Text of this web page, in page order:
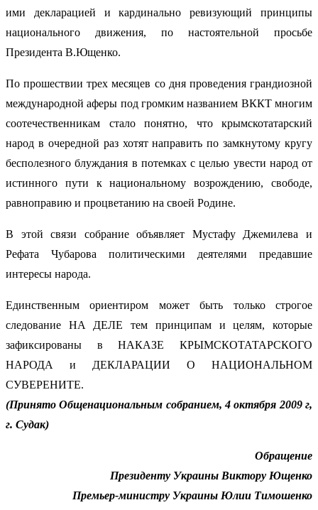
ими декларацией и кардинально ревизующий принципы
национального движения, по настоятельной просьбе
Президента В.Ющенко.
По прошествии трех месяцев со дня проведения грандиозной
международной аферы под громким названием ВККТ многим
соотечественникам стало понятно, что крымскотатарский
народ в очередной раз хотят направить по замкнутому кругу
бесполезного блуждания в потемках с целью увести народ от
истинного пути к национальному возрождению, свободе,
равноправию и процветанию на своей Родине.
В этой связи собрание объявляет Мустафу Джемилева и
Рефата Чубарова политическими деятелями предавшие
интересы народа.
Единственным ориентиром может быть только строгое
следование НА ДЕЛЕ тем принципам и целям, которые
зафиксированы в НАКАЗЕ КРЫМСКОТАТАРСКОГО
НАРОДА и ДЕКЛАРАЦИИ О НАЦИОНАЛЬНОМ
СУВЕРЕНИТЕ.
(Принято Общенациональным собранием, 4 октября 2009 г,
г. Судак)
Обращение
Президенту Украины Виктору Ющенко
Премьер-министру Украины Юлии Тимошенко